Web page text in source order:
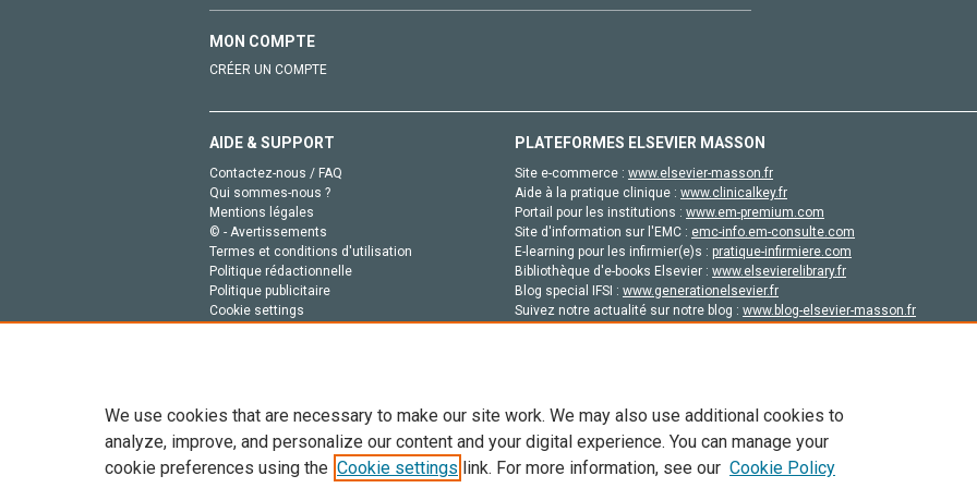
MON COMPTE
CRÉER UN COMPTE
AIDE & SUPPORT
Contactez-nous / FAQ
Qui sommes-nous ?
Mentions légales
© - Avertissements
Termes et conditions d'utilisation
Politique rédactionnelle
Politique publicitaire
Cookie settings
PLATEFORMES ELSEVIER MASSON
Site e-commerce : www.elsevier-masson.fr
Aide à la pratique clinique : www.clinicalkey.fr
Portail pour les institutions : www.em-premium.com
Site d'information sur l'EMC : emc-info.em-consulte.com
E-learning pour les infirmier(e)s : pratique-infirmiere.com
Bibliothèque d'e-books Elsevier : www.elsevierelibrary.fr
Blog special IFSI : www.generationelsevier.fr
Suivez notre actualité sur notre blog : www.blog-elsevier-masson.fr
Tout le contenu de ce site: Copyright © 2026 Elsevier, ses concédants de licence et ses contributeurs. Tout les droits sont réservés,
We use cookies that are necessary to make our site work. We may also use additional cookies to
analyze, improve, and personalize our content and your digital experience. You can manage your
cookie preferences using the Cookie settings link. For more information, see our Cookie Policy